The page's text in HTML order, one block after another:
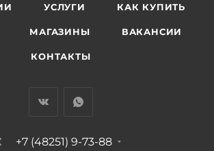
УСЛУГИ КАК КУПИТЬ
МАГАЗИНЫ ВАКАНСИИ
КОНТАКТЫ
+7 (48251) 9-73-88